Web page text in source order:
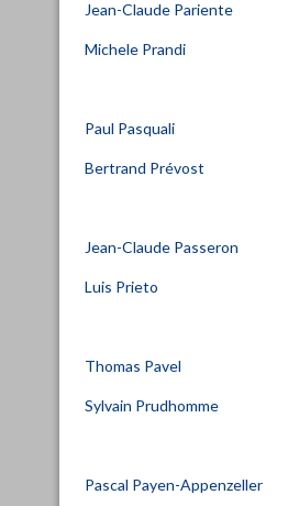
Jean-Claude Pariente
Michele Prandi
Paul Pasquali
Bertrand Prévost
Jean-Claude Passeron
Luis Prieto
Thomas Pavel
Sylvain Prudhomme
Pascal Payen-Appenzeller